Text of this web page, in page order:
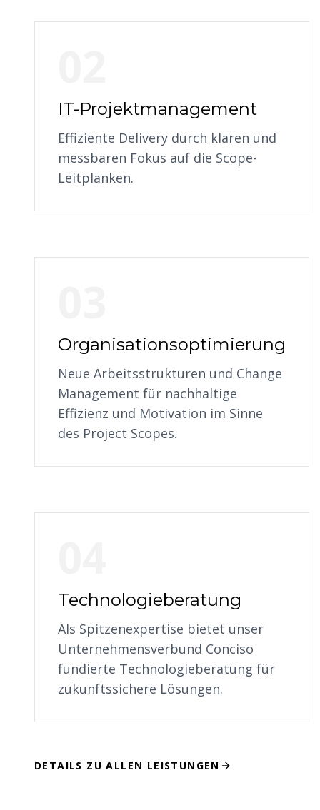
IT-Projektmanagement
Effiziente Delivery durch klaren und
messbaren Fokus auf die Scope-
Leitplanken.
Organisationsoptimierung
Neue Arbeitsstrukturen und Change
Management für nachhaltige
Effizienz und Motivation im Sinne
des Project Scopes.
Technologieberatung
Als Spitzenexpertise bietet unser
Unternehmensverbund Conciso
fundierte Technologieberatung für
zukunftssichere Lösungen.
DETAILS ZU ALLEN LEISTUNGEN